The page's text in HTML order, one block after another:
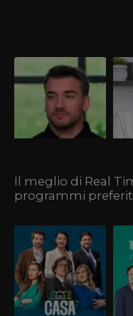
Damiano Carrara
Classe 1985, è nato a
Lucca dove ha mosso i
primi passi come
bartender prima di
trasferirsi in California.
Il meglio di Real
programmi